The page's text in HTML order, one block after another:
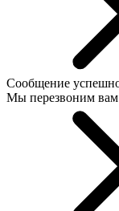
Сообщение
Мы перезвоним вам